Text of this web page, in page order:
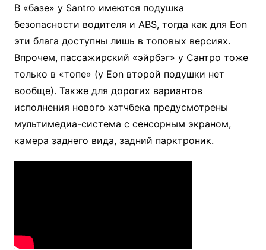
В «базе» у Santro имеются подушка
безопасности водителя и ABS, тогда как для Eon
эти блага доступны лишь в топовых версиях.
Впрочем, пассажирский «эйрбэг» у Сантро тоже
только в «топе» (у Eon второй подушки нет
вообще). Также для дорогих вариантов
исполнения нового хэтчбека предусмотрены
мультимедиа-система с сенсорным экраном,
камера заднего вида, задний парктроник.